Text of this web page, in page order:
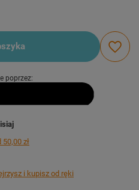
poprzez:
50,00 zł
i kupisz od ręki